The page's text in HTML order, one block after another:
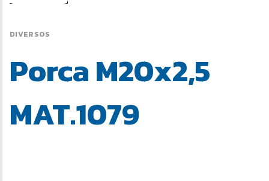
DIVERSOS
Porca M20x2,5
MAT.1079